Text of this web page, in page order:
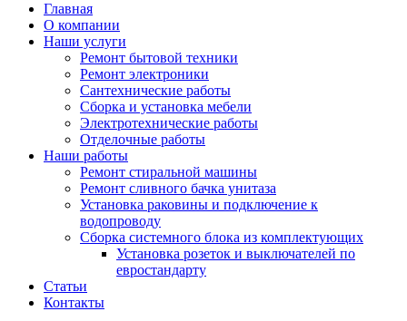
Главная
О компании
Наши услуги
Ремонт бытовой техники
Ремонт электроники
Сантехнические работы
Сборка и установка мебели
Электротехнические работы
Отделочные работы
Наши работы
Ремонт стиральной машины
Ремонт сливного бачка унитаза
Установка раковины и подключение к
водопроводу
Сборка системного блока из комплектующих
Установка розеток и выключателей по
евростандарту
Статьи
Контакты